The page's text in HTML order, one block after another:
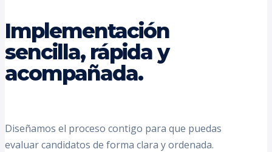
Implementación
sencilla, rápida y
acompañada.
Diseñamos el proceso contigo para que puedas
evaluar candidatos de forma clara y ordenada.